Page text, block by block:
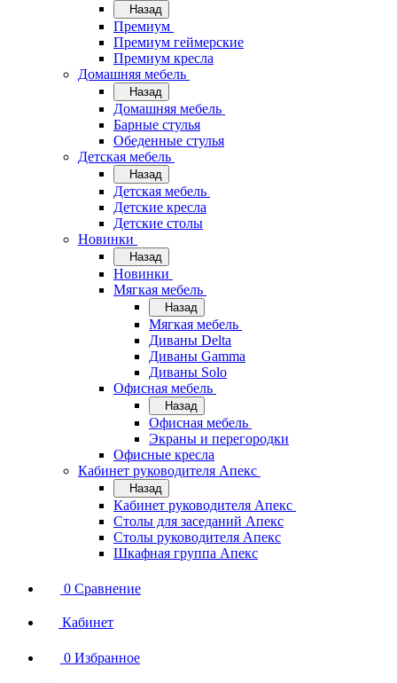
Назад
Премиум
Премиум геймерские
Премиум кресла
Домашняя мебель
Назад
Домашняя мебель
Барные стулья
Обеденные стулья
Детская мебель
Назад
Детская мебель
Детские кресла
Детские столы
Новинки
Назад
Новинки
Мягкая мебель
Назад
Мягкая мебель
Диваны Delta
Диваны Gamma
Диваны Solo
Офисная мебель
Назад
Офисная мебель
Экраны и перегородки
Офисные кресла
Кабинет руководителя Апекс
Назад
Кабинет руководителя Апекс
Столы для заседаний Апекс
Столы руководителя Апекс
Шкафная группа Апекс
0 Сравнение
Кабинет
0 Избранное